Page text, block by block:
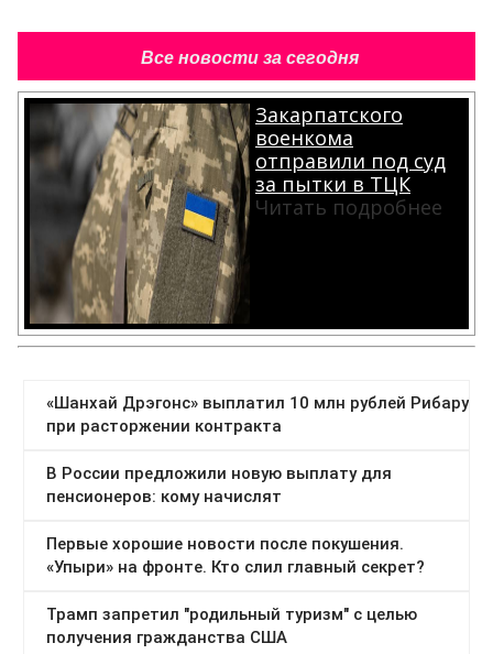
Все новости за сегодня
Закарпатского
военкома
отправили под суд
за пытки в ТЦК
Читать подробнее